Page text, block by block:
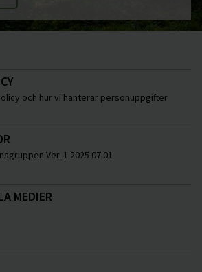
och hur vi hanterar personuppgifter
Ver. 1 2025 07 01
MEDIER